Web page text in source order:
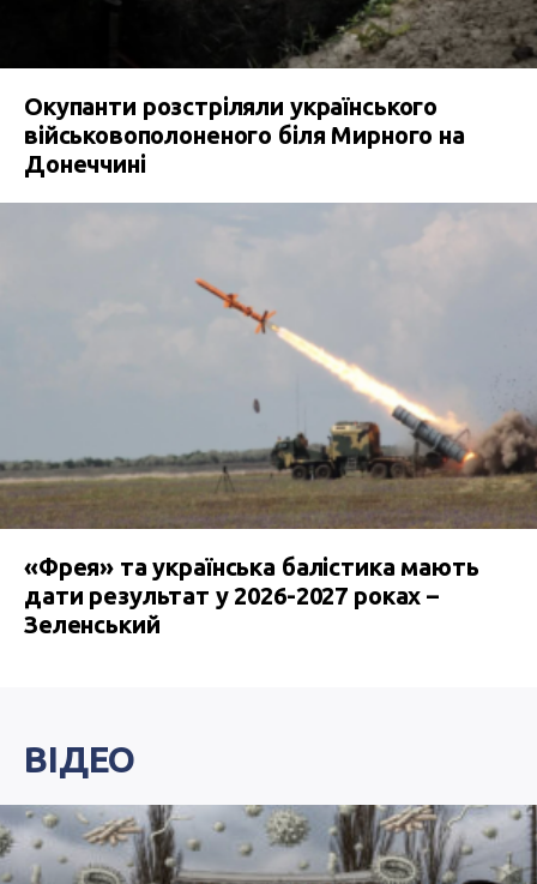
Окупанти розстріляли українського
військовополоненого біля Мирного на
Донеччині
«Фрея» та українська балістика мають
дати результат у 2026-2027 роках –
Зеленський
ВІДЕО